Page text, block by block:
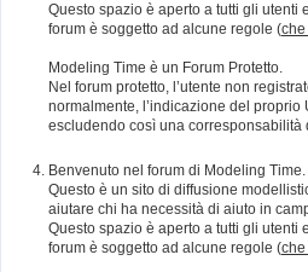
Questo spazio è aperto a tutti gli utenti
forum è soggetto ad alcune regole (che
Modeling Time è un Forum Protetto.
Nel forum protetto, l’utente non
normalmente, l’indicazione del
escludendo così una corresponsabilità
Benvenuto nel forum di Modeling Time.
Questo è un sito di diffusione
aiutare chi ha necessità di aiuto in
Questo spazio è aperto a tutti gli utenti
forum è soggetto ad alcune regole (che